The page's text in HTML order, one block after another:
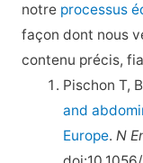
notre processus
façon dont nous
contenu précis,
Pischon T,
and
Europe.N